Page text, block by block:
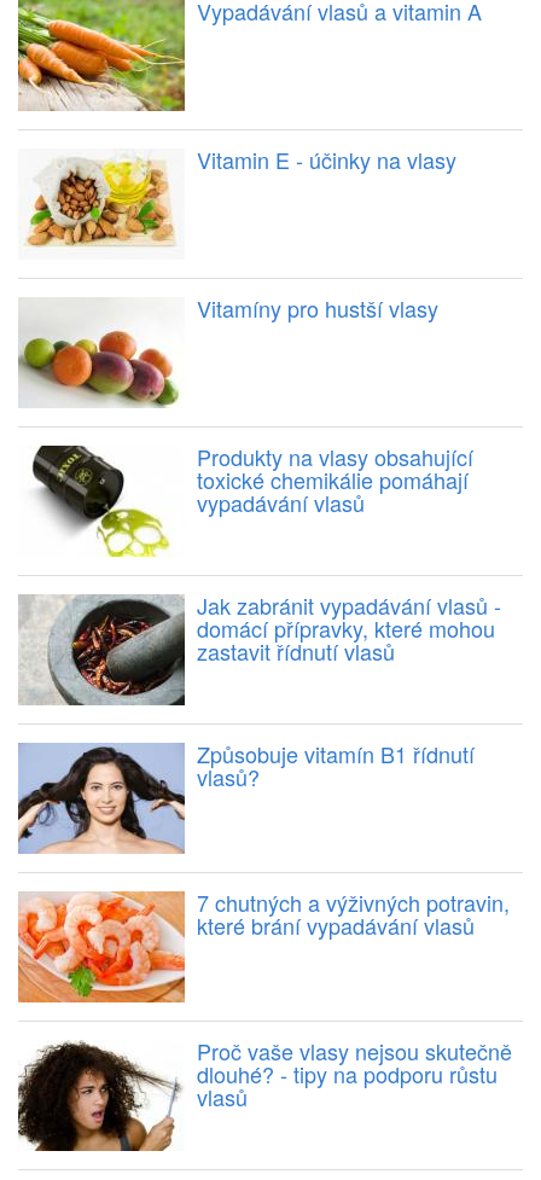
Vypadávání vlasů a vitamin A
Vitamin E - účinky na vlasy
Vitamíny pro hustší vlasy
Produkty na vlasy obsahující
toxické chemikálie pomáhají
vypadávání vlasů
Jak zabránit vypadávání vlasů -
domácí přípravky, které mohou
zastavit řídnutí vlasů
Způsobuje vitamín B1 řídnutí
vlasů?
7 chutných a výživných potravin,
které brání vypadávání vlasů
Proč vaše vlasy nejsou skutečně
dlouhé? - tipy na podporu růstu
vlasů